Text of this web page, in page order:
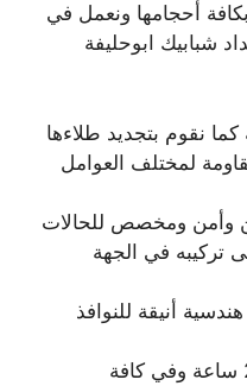
أحجامها ونعمل في
شبابيك ابوحليفة
نقوم بتجديد طلاءها
لمختلف العوامل
وأمن ومخصص للحالات
تركيبه في الجهة
أنيقة للنوافذ
متوافرون على مدار 24 ساعة وفي كافة